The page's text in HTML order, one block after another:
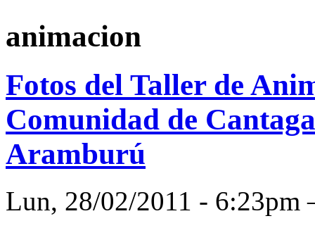
animacion
Fotos del Taller de
Comunidad de
Aramburú
Lun, 28/02/2011 -